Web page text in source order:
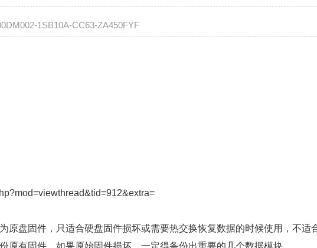
1SB10A-CC63-ZA450FYF
原盘固件，只适合硬盘固件损坏或需要热交换恢复数据的时候使用，不适